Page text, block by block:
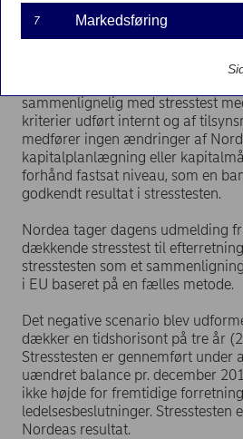
Nordeas stærke kapitalposition og
blev bekræftet af EBA’s EU-
Nordeas egentlige
sammenlignelig med stresstest
kriterier udført internt og af
medfører ingen ændringer af
kapitalplanlægning eller
forhånd fastsat niveau, som en
godkendt resultat i stresstesten.
Nordea tager dagens udmelding
dækkende stresstest til
stresstesten som et
i EU baseret på en fælles metode.
Det negative scenario blev
dækker en tidshorisont på tre år
Stresstesten er gennemført under
uændret balance pr. december
ikke højde for fremtidige
ledelsesbeslutninger. Stresstesten
Nordeas resultat.
7 Markedsføring